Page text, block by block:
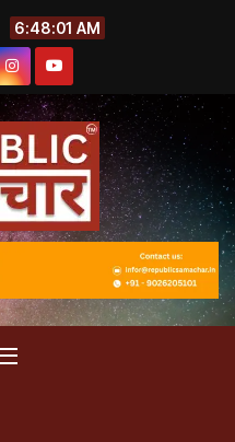
6:48:02 AM